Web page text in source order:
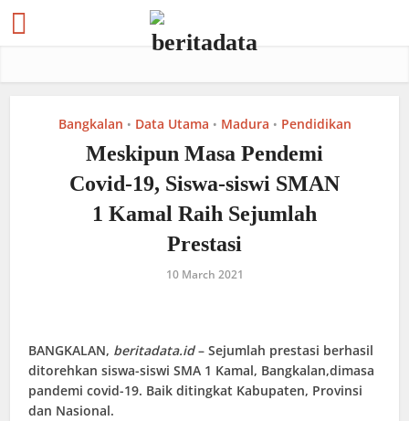
Bangkalan • Data Utama • Madura • Pendidikan
Meskipun Masa Pendemi
Covid-19, Siswa-siswi SMAN
1 Kamal Raih Sejumlah
Prestasi
10 March 2021
BANGKALAN, beritadata.id– Sejumlah prestasi berhasil
ditorehkan siswa-siswi SMA 1 Kamal, Bangkalan,dimasa
pandemi covid-19. Baik ditingkat Kabupaten, Provinsi
dan Nasional.